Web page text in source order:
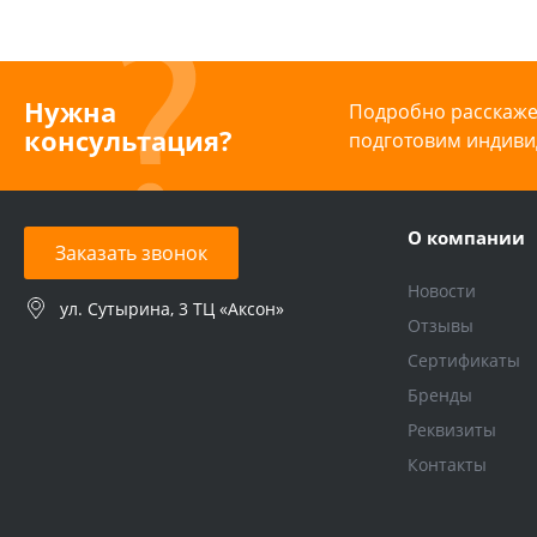
Нужна
консультация?
Подробно
подготовим
Заказать звонок
ул. Сутырина, 3 ТЦ «Аксон»
О компании
Новости
Отзывы
Сертификаты
Бренды
Реквизиты
Контакты